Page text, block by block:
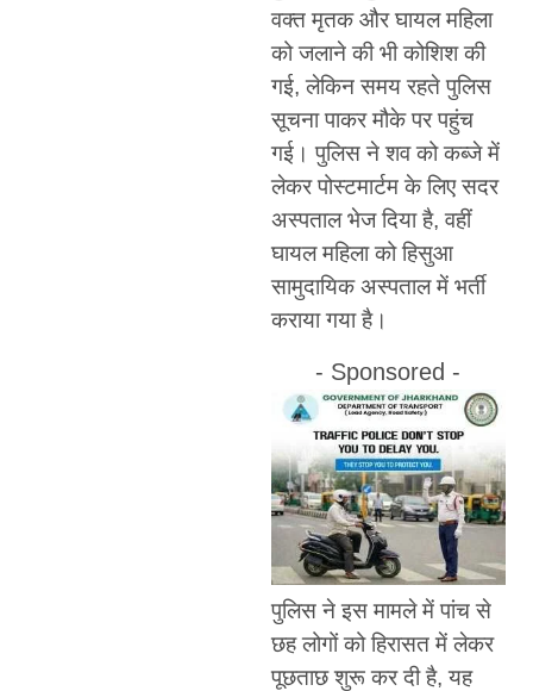
वक्त मृतक और घायल महिला
को जलाने की भी कोशिश की
गई, लेकिन समय रहते पुलिस
सूचना पाकर मौके पर पहुंच
गई। पुलिस ने शव को कब्जे में
लेकर पोस्टमार्टम के लिए सदर
अस्पताल भेज दिया है, वहीं
घायल महिला को हिसुआ
सामुदायिक अस्पताल में भर्ती
कराया गया है।
- Sponsored -
पुलिस ने इस मामले में पांच से
छह लोगों को हिरासत में लेकर
पूछताछ शुरू कर दी है, यह